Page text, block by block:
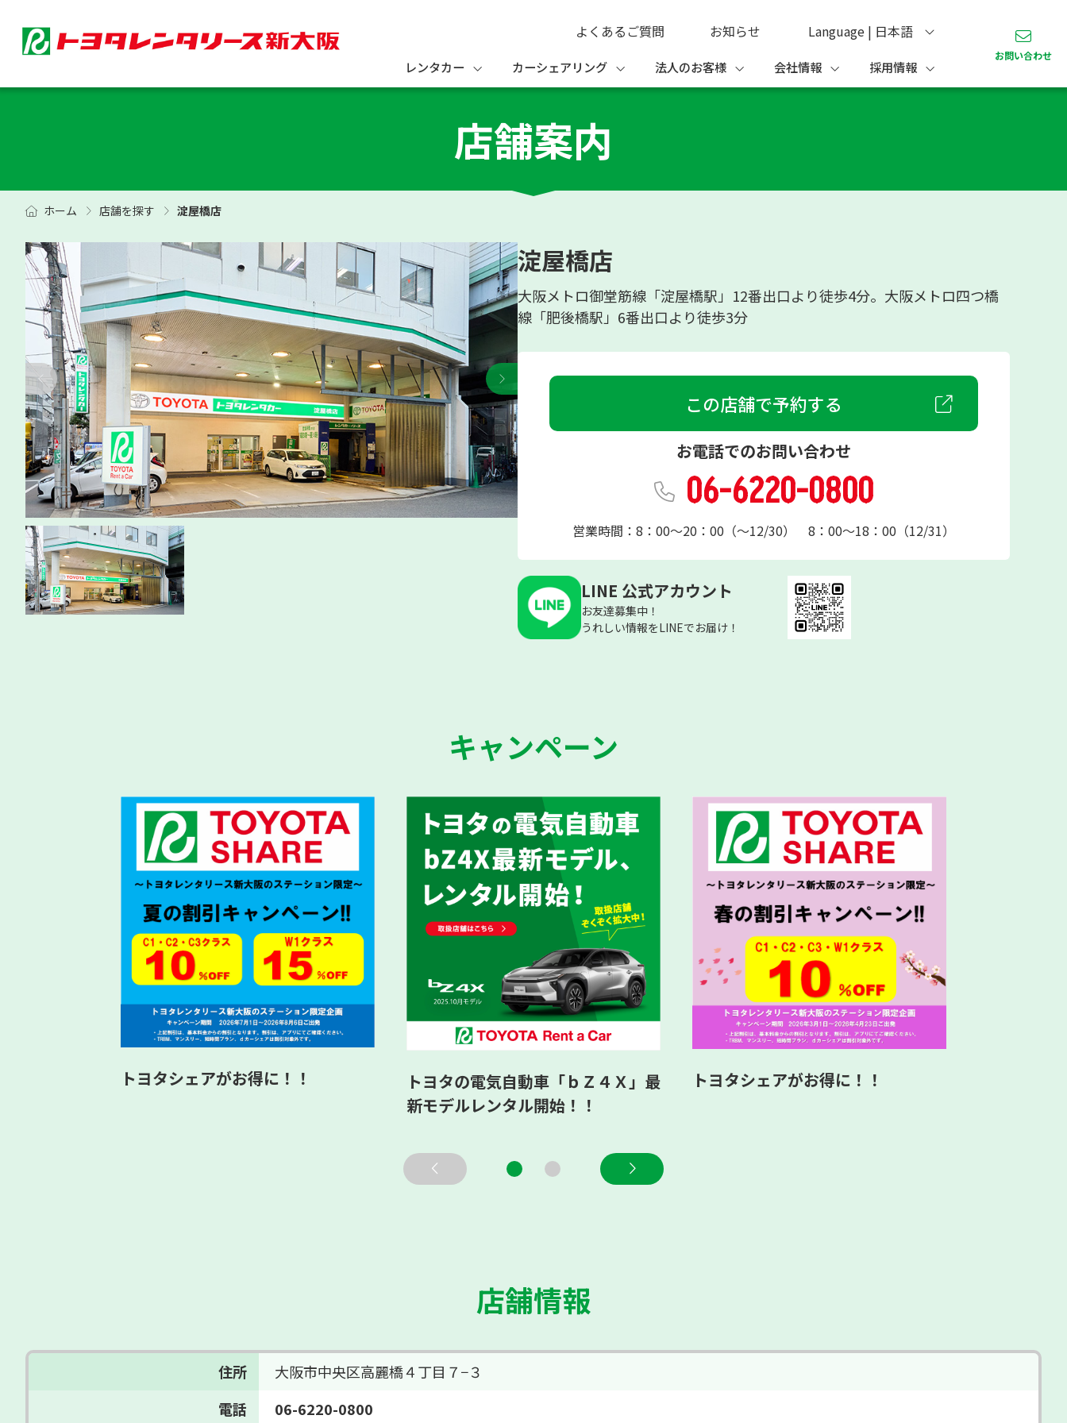
よくあるご質問 お知らせ Language | 日本語
レンタカー カーシェアリング 法人のお客様 会社情報 採用情報
お問い合わせ
店舗案内
ホーム 店舗を探す 淀屋橋店
淀屋橋店
大阪メトロ御堂筋線「淀屋橋駅」12番出口より徒歩4分。大阪メトロ四つ橋
線「肥後橋駅」6番出口より徒歩3分
この店舗で予約する
お電話でのお問い合わせ
06-6220-0800
営業時間：8：00～20：00（～12/30） 8：00～18：00（12/31）
LINE 公式アカウント
お友達募集中！
うれしい情報をLINEでお届け！
キャンペーン
トヨタシェアがお得に！！
トヨタの電気自動車「ｂＺ４Ｘ」最
新モデルレンタル開始！！
トヨタシェアがお得に！！
店舗情報
住所
大阪市中央区高麗橋４丁目７−３
電話
06-6220-0800